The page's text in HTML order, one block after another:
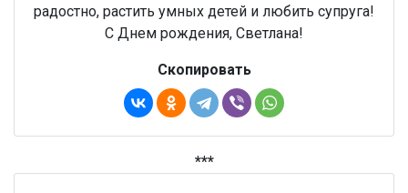
радостно, растить умных детей и любить супруга!
С Днем рождения, Светлана!
Скопировать
***